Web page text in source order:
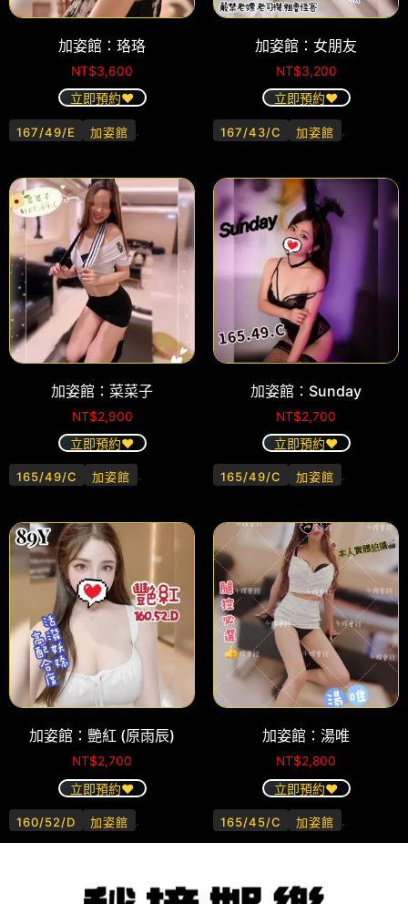
加姿館：珞珞
NT$3,600
立即預約❤️
167/49/E 加姿館 .
加姿館：女朋友
NT$3,200
立即預約❤️
167/43/C 加姿館 .
加姿館：菜菜子
NT$2,900
立即預約❤️
165/49/C 加姿館 .
加姿館：Sunday
NT$2,700
立即預約❤️
165/49/C 加姿館 .
加姿館：艷紅 (原雨辰)
NT$2,700
立即預約❤️
160/52/D 加姿館 .
加姿館：湯唯
NT$2,800
立即預約❤️
165/45/C 加姿館 .